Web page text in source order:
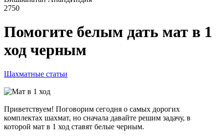
2750
Помогите белым дать мат в 1
ход черным
Шахматные статьи
Приветствуем! Поговорим сегодня о самых дорогих
комплектах шахмат, но сначала давайте решим задачу, в
которой мат в 1 ход ставят белые черным.